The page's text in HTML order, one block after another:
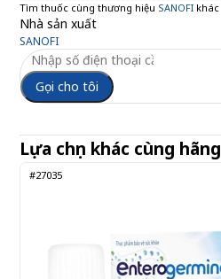
Tìm thuốc cùng thương hiệu SANOFI khác
Nhà sản xuất
SANOFI
Gọi cho tôi
Lựa chọn khác cùng hãng
#27035